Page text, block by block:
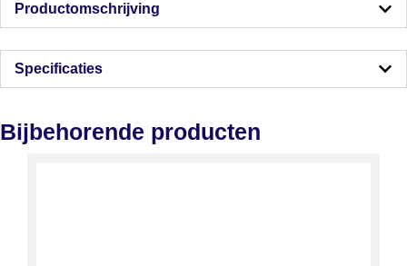
Productomschrijving
Specificaties
Bijbehorende producten